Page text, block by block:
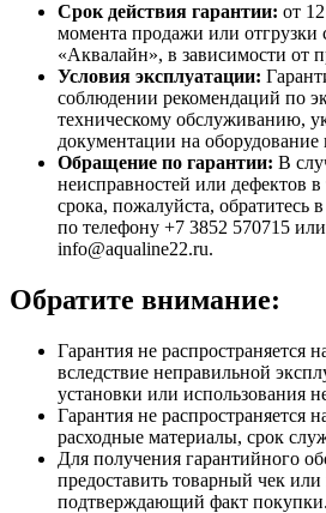
Срок действия гарантии: от
момента продажи или отгрузки
«Аквалайн», в зависимости от
Условия эксплуатации:
соблюдении рекомендаций по
техническому обслуживанию,
документации на
Обращение по гарантии: В
неисправностей или дефектов
срока, пожалуйста, обратитесь
по телефону +7 3852 570715
info@aqualine22.ru.
Обратите внимание:
Гарантия не распространяется
вследствие неправильной
установки или использования
Гарантия не распространяется
расходные материалы, срок
Для получения гарантийного
предоставить товарный чек
подтверждающий факт покупки.